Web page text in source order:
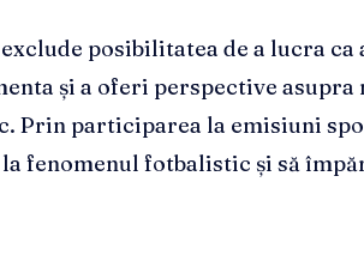
exclude posibilitatea de a lucra
și a oferi perspective
Prin participarea la emisiuni
fenomenul fotbalistic și să